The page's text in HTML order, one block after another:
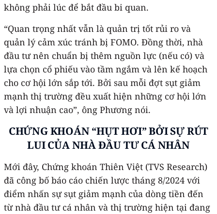
không phải lúc để bắt đầu bi quan.
“Quan trọng nhất vẫn là quản trị tốt rủi ro và
quản lý cảm xúc tránh bị FOMO. Đồng thời, nhà
đầu tư nên chuẩn bị thêm nguồn lực (nếu có) và
lựa chọn cổ phiếu vào tầm ngắm và lên kế hoạch
cho cơ hội lớn sắp tới. Bởi sau mỗi đợt sụt giảm
mạnh thị trường đều xuất hiện những cơ hội lớn
và lợi nhuận cao”, ông Phương nói.
CHỨNG KHOÁN “HỤT HƠI” BỞI SỰ RÚT
LUI CỦA NHÀ ĐẦU TƯ CÁ NHÂN
Mới đây, Chứng khoán Thiên Việt (TVS Research)
đã công bố báo cáo chiến lược tháng 8/2024 với
điểm nhấn sự sụt giảm mạnh của dòng tiền đến
từ nhà đầu tư cá nhân và thị trường hiện tại đang